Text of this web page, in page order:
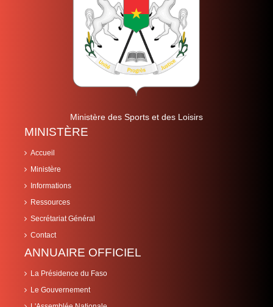
Ministère des Sports et des Loisirs
MINISTÈRE
Accueil
Ministère
Informations
Ressources
Secrétariat Général
Contact
ANNUAIRE OFFICIEL
La Présidence du Faso
Le Gouvernement